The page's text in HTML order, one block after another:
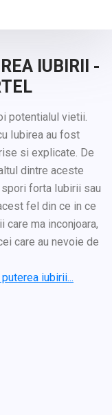
IUBIRII -
potentialul vietii.
Iubirea au fost
si explicate. De
dintre aceste
forta Iubirii sau
fel din ce in ce
care ma inconjoara,
care au nevoie de
iubirii...